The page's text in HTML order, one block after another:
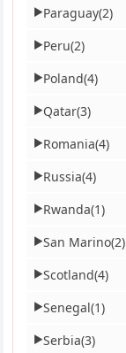
▶Paraguay(2)
▶Peru(2)
▶Poland(4)
▶Qatar(3)
▶Romania(4)
▶Russia(4)
▶Rwanda(1)
▶San Marino(2)
▶Scotland(4)
▶Senegal(1)
▶Serbia(3)